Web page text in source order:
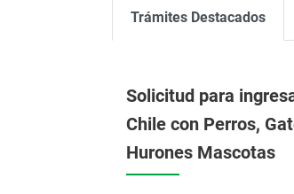
Trámites Destacados
Solicitud para
Chile con Perros,
Hurones Mascotas